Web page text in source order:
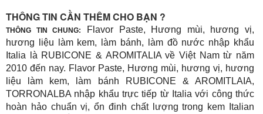
THÔNG TIN CẦN THÊM CHO BẠN ?
THÔNG TIN CHUNG:
Flavor Paste, Hương mùi, hương vị,
hương liệu làm kem, làm bánh, làm đồ nước nhập khẩu
Italia là RUBICONE & AROMITALIA về Việt Nam từ năm
2010 đến nay. Flavor Paste, Hương mùi, hương vị, hương
liệu làm kem, làm bánh RUBICONE & AROMITLAIA,
TORRONALBA nhập khẩu trực tiếp từ Italia với công thức
hoàn hảo chuẩn vị, ổn đinh chất lượng trong kem Italian